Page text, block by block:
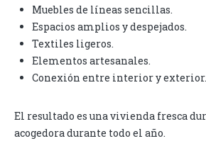
Muebles de líneas sencillas.
Espacios amplios y despejados.
Textiles ligeros.
Elementos artesanales.
Conexión entre interior y exterior.
El resultado es una vivienda fresca
acogedora durante todo el año.